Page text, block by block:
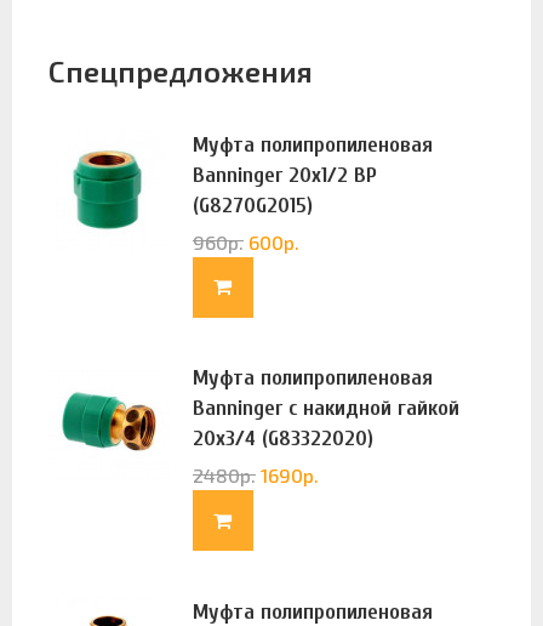
Спецпредложения
Муфта полипропиленовая
Banninger 20х1/2 ВР
(G8270G2015)
960р. 600р.
Муфта полипропиленовая
Banninger с накидной гайкой
20х3/4 (G83322020)
2480р. 1690р.
Муфта полипропиленовая